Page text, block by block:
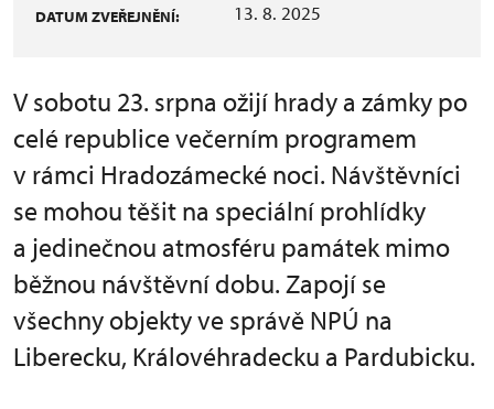
DATUM ZVEŘEJNĚNÍ: 13. 8. 2025
V sobotu 23. srpna ožijí hrady a zámky po
celé republice večerním programem
v rámci Hradozámecké noci. Návštěvníci
se mohou těšit na speciální prohlídky
a jedinečnou atmosféru památek mimo
běžnou návštěvní dobu. Zapojí se
všechny objekty ve správě NPÚ na
Liberecku, Královéhradecku a Pardubicku.